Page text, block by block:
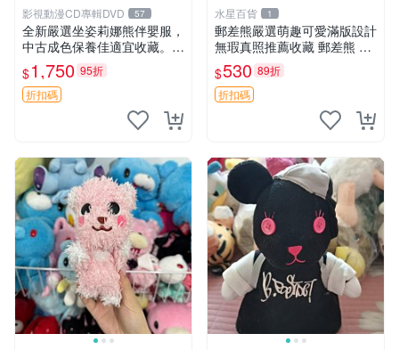
影視動漫CD專輯DVD 57
全新嚴選坐姿莉娜熊伴嬰服，
中古成色保養佳適宜收藏。無
盒子但品質完好，快速出貨。
建議入手！ 中古 玩偶 滬漫
$1,750 95折
折扣碼
水星百貨 1
郵差熊嚴選萌趣可愛滿版設計
無瑕真照推薦收藏 郵差熊 熊
抱枕 紅薯啵啵間
$530 89折
折扣碼